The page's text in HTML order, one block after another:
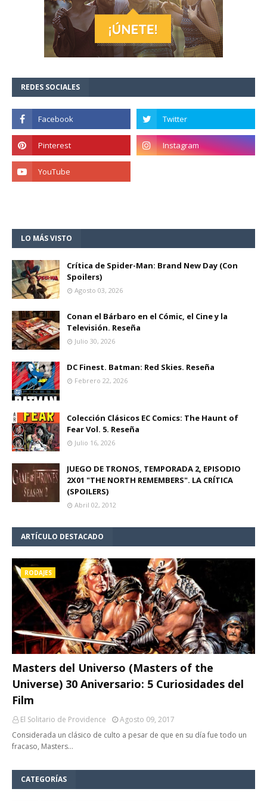
REDES SOCIALES
LO MÁS VISTO
Crítica de Spider-Man: Brand New Day (Con
Spoilers)
Agosto 03, 2026
Conan el Bárbaro en el Cómic, el Cine y la
Televisión. Reseña
Julio 30, 2026
DC Finest. Batman: Red Skies. Reseña
Febrero 22, 2026
Colección Clásicos EC Comics: The Haunt of
Fear Vol. 5. Reseña
Julio 16, 2026
JUEGO DE TRONOS, TEMPORADA 2, EPISODIO
2X01 "THE NORTH REMEMBERS". LA CRÍTICA
(SPOILERS)
Abril 02, 2012
ARTÍCULO DESTACADO
RODAJES
Masters del Universo (Masters of the
Universe) 30 Aniversario: 5 Curiosidades del
Film
El Solitario de Providence
Agosto 09, 2017
Considerada un clásico de culto a pesar de que en su día fue todo un
fracaso, Masters…
CATEGORÍAS